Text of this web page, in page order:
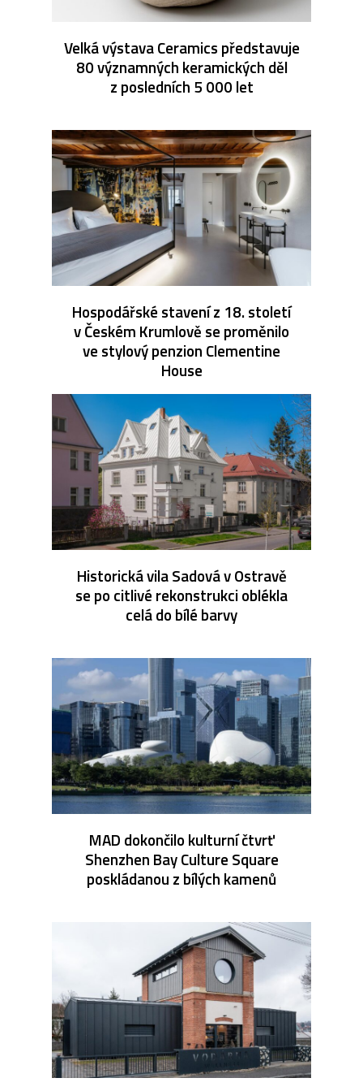
Velká výstava Ceramics představuje
80 významných keramických děl
z posledních 5 000 let
Hospodářské stavení z 18. století
v Českém Krumlově se proměnilo
ve stylový penzion Clementine
House
Historická vila Sadová v Ostravě
se po citlivé rekonstrukci oblékla
celá do bílé barvy
MAD dokončilo kulturní čtvrť
Shenzhen Bay Culture Square
poskládanou z bílých kamenů